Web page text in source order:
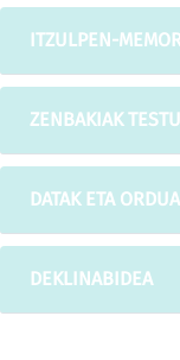
ITZULPEN-
ZENBAKIAK
DATAK ETA
DEKLINABIDEA